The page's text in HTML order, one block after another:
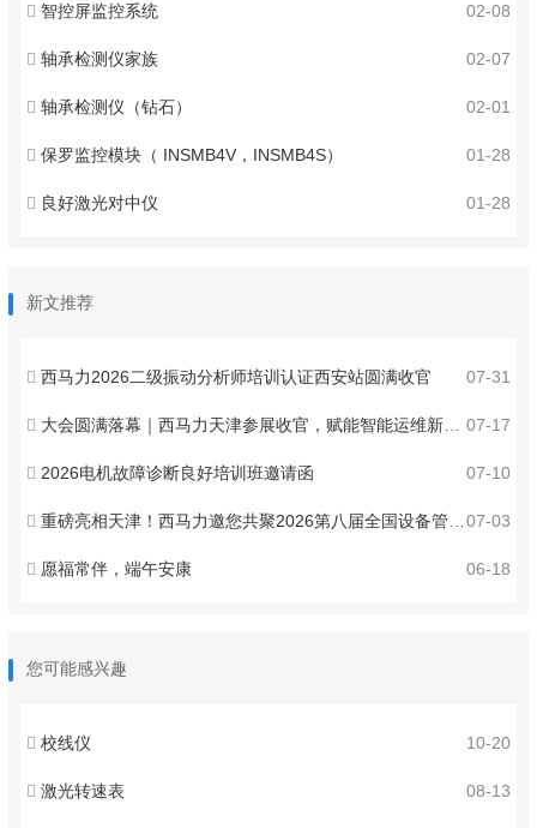
02-08
智控屏监控系统
02-07
轴承检测仪家族
02-01
轴承检测仪（钻石）
01-28
保罗监控模块（ INSMB4V，INSMB4S）
01-28
良好激光对中仪
新文推荐
07-31
西马力2026二级振动分析师培训认证西安站圆满收官
07-17
大会圆满落幕｜西马力天津参展收官，赋能智能运维新发展
07-10
2026电机故障诊断良好培训班邀请函
07-03
重磅亮相天津！西马力邀您共聚2026第八届全国设备管理与技术创新成果交流大会 ！
06-18
愿福常伴，端午安康
您可能感兴趣
10-20
校线仪
08-13
激光转速表